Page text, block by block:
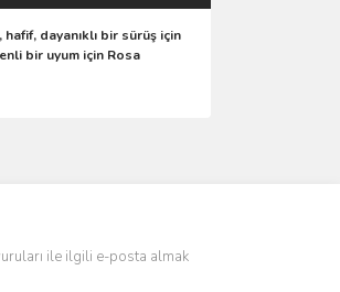
dayanıklı bir sürüş için
bir uyum için Rosa
ile ilgili e-posta almak